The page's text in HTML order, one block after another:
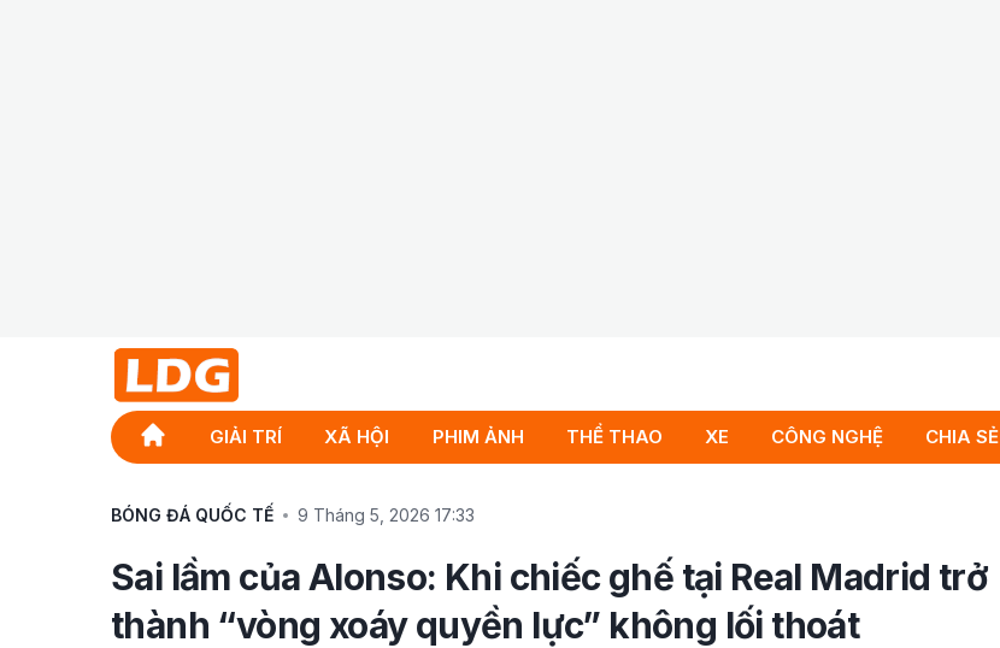
GIẢI TRÍ XÃ HỘI PHIM ẢNH THỂ THAO XE CÔNG NGHỆ CHIA SẺ
BÓNG ĐÁ QUỐC TẾ 9 Tháng 5, 2026 17:33
Sai lầm của Alonso: Khi chiếc ghế tại Real Madrid trở
thành “vòng xoáy quyền lực” không lối thoát